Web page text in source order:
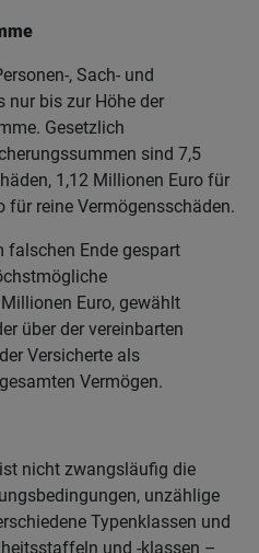
, Sach- und
nur bis zur Höhe der
Gesetzlich
sind 7,5
1,12 Millionen Euro für
für reine Vermögensschäden.
falschen Ende gespart
Euro, gewählt
über der vereinbarten
Versicherte als
Vermögen.
nicht zwangsläufig die
unzählige
Typenklassen und
und -klassen –